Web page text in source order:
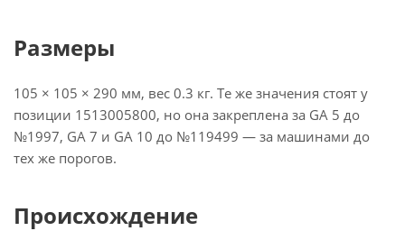
Размеры
105 × 105 × 290 мм, вес 0.3 кг. Те же значения стоят у
позиции 1513005800, но она закреплена за GA 5 до
№1997, GA 7 и GA 10 до №119499 — за машинами до
тех же порогов.
Происхождение